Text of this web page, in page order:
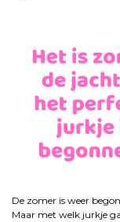
De zomer is weer
Maar met welk jurkje